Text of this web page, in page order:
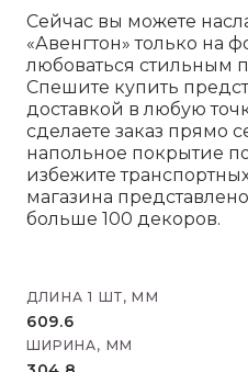
Сейчас вы можете
«Авенгтон» только на
любоваться стильным
Спешите купить
доставкой в любую
сделаете заказ прямо
напольное покрытие
избежите
магазина
больше 100 декоров.
ДЛИНА 1 ШТ, ММ
609.6
ШИРИНА, ММ